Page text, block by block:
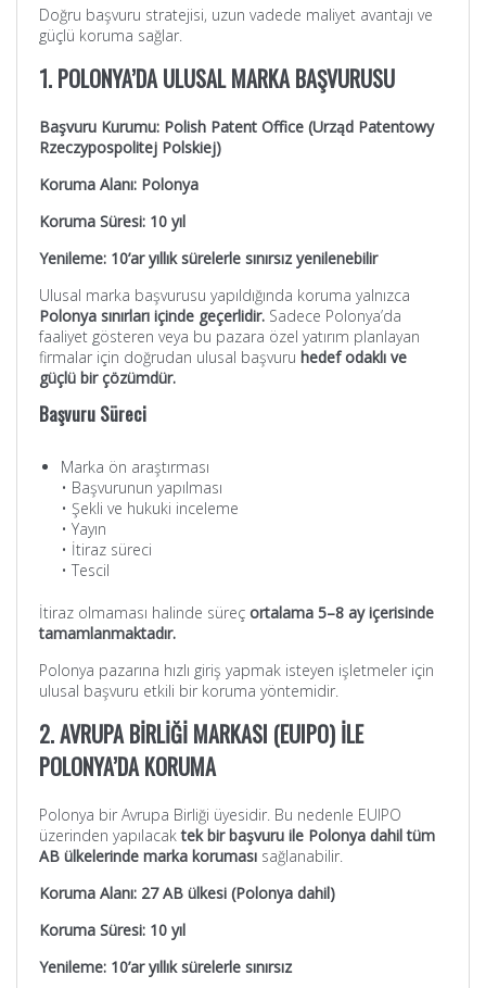
Doğru başvuru stratejisi, uzun vadede maliyet avantajı ve
güçlü koruma sağlar.
1. POLONYA’DA ULUSAL MARKA BAŞVURUSU
Başvuru Kurumu: Polish Patent Office (Urząd Patentowy
Rzeczypospolitej Polskiej)
Koruma Alanı: Polonya
Koruma Süresi: 10 yıl
Yenileme: 10’ar yıllık sürelerle sınırsız yenilenebilir
Ulusal marka başvurusu yapıldığında koruma yalnızca
Polonya sınırları içinde geçerlidir. Sadece Polonya’da
faaliyet gösteren veya bu pazara özel yatırım planlayan
firmalar için doğrudan ulusal başvuru hedef odaklı ve
güçlü bir çözümdür.
Başvuru Süreci
Marka ön araştırması
• Başvurunun yapılması
• Şekli ve hukuki inceleme
• Yayın
• İtiraz süreci
• Tescil
İtiraz olmaması halinde süreç ortalama 5–8 ay içerisinde
tamamlanmaktadır.
Polonya pazarına hızlı giriş yapmak isteyen işletmeler için
ulusal başvuru etkili bir koruma yöntemidir.
2. AVRUPA BİRLİĞİ MARKASI (EUIPO) İLE
POLONYA’DA KORUMA
Polonya bir Avrupa Birliği üyesidir. Bu nedenle EUIPO
üzerinden yapılacaktek bir başvuru ile Polonya dahil tüm
AB ülkelerinde marka koruması sağlanabilir.
Koruma Alanı: 27 AB ülkesi (Polonya dahil)
Koruma Süresi: 10 yıl
Yenileme: 10’ar yıllık sürelerle sınırsız